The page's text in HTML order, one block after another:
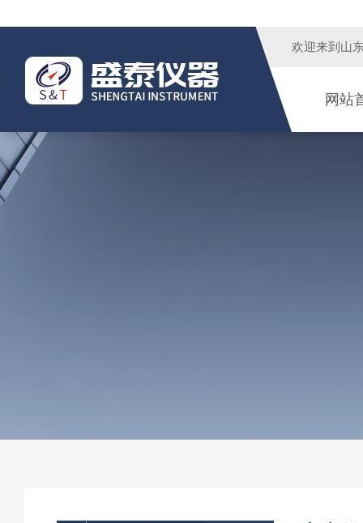
欢迎来到 山
网站